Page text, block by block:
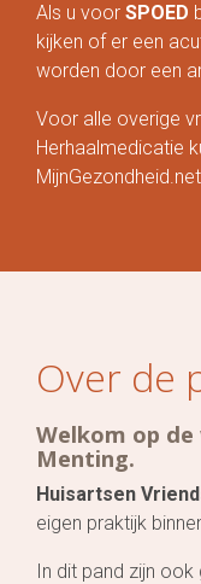
Als u voor SPOED
kijken of er een
worden door een
Voor alle overige
Herhaalmedicatie
Over de
Welkom op
Menting.
Huisartsen
eigen praktijk
In dit pand zijn